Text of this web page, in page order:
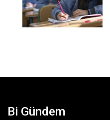
Bi Gündem